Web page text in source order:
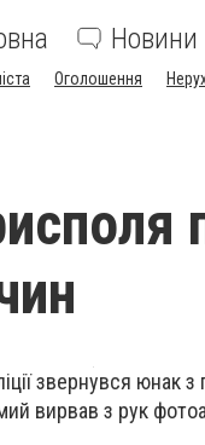
Новини
Оголошення
звернувся юнак
вирвав з рук